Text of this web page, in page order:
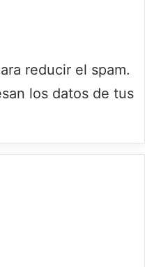
reducir el spam.
los datos de tus